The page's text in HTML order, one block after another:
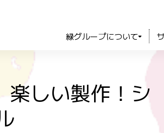
緑グループについて
楽しい製作！シ